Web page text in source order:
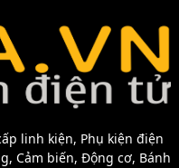
linh kiện, Phụ kiện điện
Cảm biến, Động cơ, Bánh